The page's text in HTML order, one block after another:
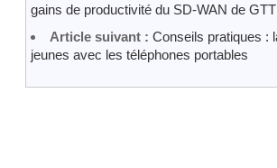
gains de productivité du SD-WAN de GTT
Article suivant : Conseils pratiques :
jeunes avec les téléphones portables